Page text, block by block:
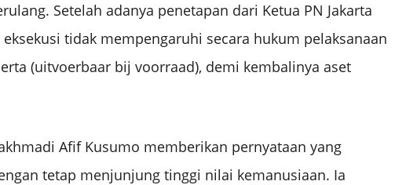
Setelah adanya penetapan dari Ketua PN Jakarta
tidak mempengaruhi secara hukum pelaksanaan
(uitvoerbaar bij voorraad), demi kembalinya aset
Afif Kusumo memberikan pernyataan yang
tetap menjunjung tinggi nilai kemanusiaan. Ia